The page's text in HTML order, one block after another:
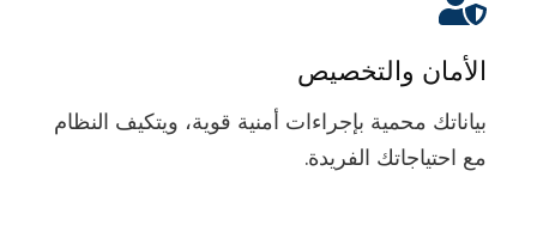
الأمان والتخصيص
بياناتك محمية بإجراءات أمنية قوية، ويتكيف النظام
مع احتياجاتك الفريدة.